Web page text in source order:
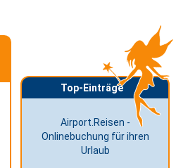
Top-Einträge
Airport.Reisen -
Onlinebuchung für ihren
Urlaub